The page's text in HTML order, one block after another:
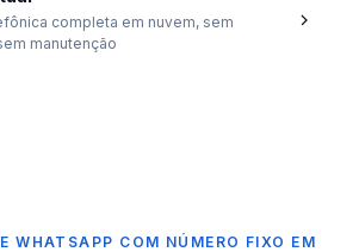
completa em nuvem, sem
manutenção
WHATSAPP COM NÚMERO FIXO EM